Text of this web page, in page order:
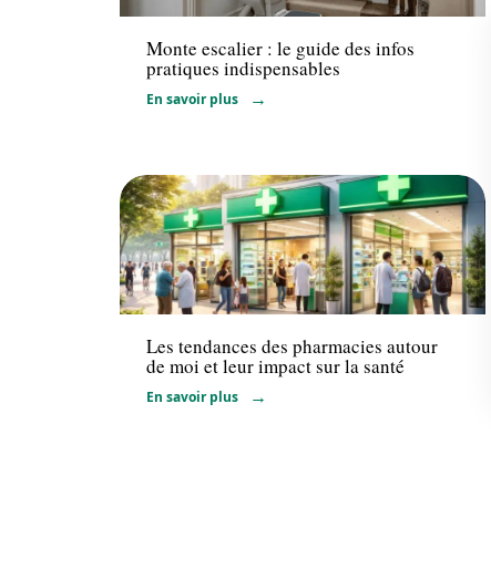
Monte escalier : le guide des infos
pratiques indispensables
En savoir plus
Santé
Les tendances des pharmacies autour
de moi et leur impact sur la santé
En savoir plus